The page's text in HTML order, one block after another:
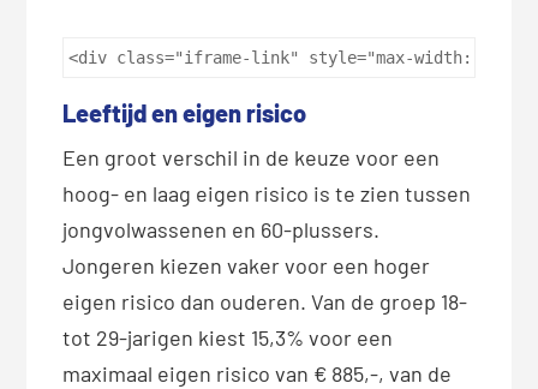
<div class="iframe-link" style="max-width:
Leeftijd en eigen risico
Een groot verschil in de keuze voor een
hoog- en laag eigen risico is te zien tussen
jongvolwassenen en 60-plussers.
Jongeren kiezen vaker voor een hoger
eigen risico dan ouderen. Van de groep 18-
tot 29-jarigen kiest 15,3% voor een
maximaal eigen risico van € 885,-, van de